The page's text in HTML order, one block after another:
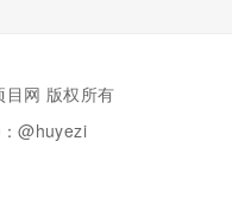
网 版权所有
：@huyezi